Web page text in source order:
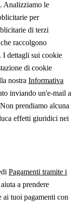
Analizziamo le
per
di terzi
raccolgono
I dettagli sui cookie
di cookie
nostra Informativa
inviando un'e-mail a
prendiamo alcuna
effetti giuridici nei
Pagamenti tramite i
a prendere
ai tuoi pagamenti con